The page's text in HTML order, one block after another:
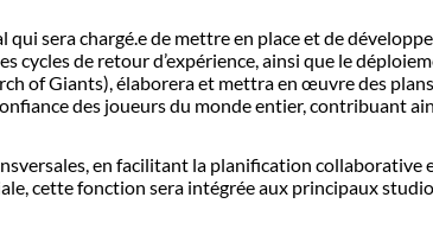
sera chargé.e de mettre en place et de
cycles de retour d’expérience, ainsi que le
of Giants), élaborera et mettra en œuvre des
des joueurs du monde entier, contribuant
en facilitant la planification
cette fonction sera intégrée aux principaux